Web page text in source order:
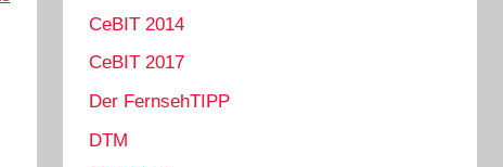
CeBIT 2014
CeBIT 2017
Der FernsehTIPP
DTM